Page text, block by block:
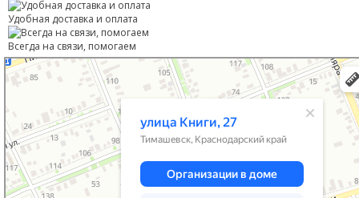
Удобная доставка и оплата
Всегда на связи, помогаем
Тимашевск
Улица Книги, 27 — Яндекс Карты